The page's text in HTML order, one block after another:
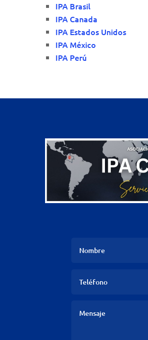
IPA Brasil
IPA Canada
IPA Estados Unidos
IPA México
IPA Perú